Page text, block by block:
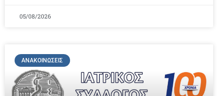
05/08/2026
ΑΝΑΚΟΙΝΏΣΕΙΣ